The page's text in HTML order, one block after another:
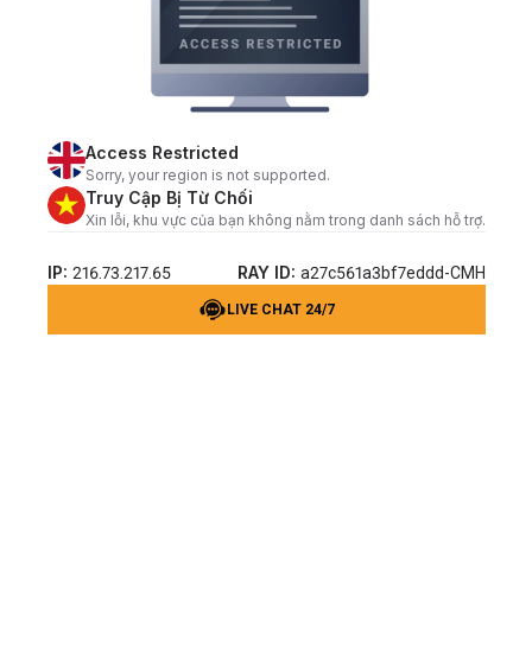
Access Restricted
Sorry, your region is not supported.
Truy Cập Bị Từ Chối
Xin lỗi, khu vực của bạn không nằm trong danh sách hỗ trợ.
IP: 216.73.217.65 RAY ID: a27c561a3bf7eddd-CMH
LIVE CHAT 24/7